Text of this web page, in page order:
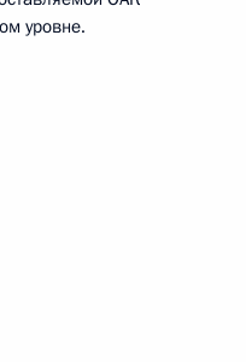
уровне.